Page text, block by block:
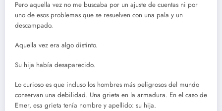
Pero aquella vez no me buscaba por un ajuste de cuentas ni por
uno de esos problemas que se resuelven con una pala y un
descampado.
Aquella vez era algo distinto.
Su hija había desaparecido.
Lo curioso es que incluso los hombres más peligrosos del mundo
conservan una debilidad. Una grieta en la armadura. En el caso de
Emer, esa grieta tenía nombre y apellido: su hija.